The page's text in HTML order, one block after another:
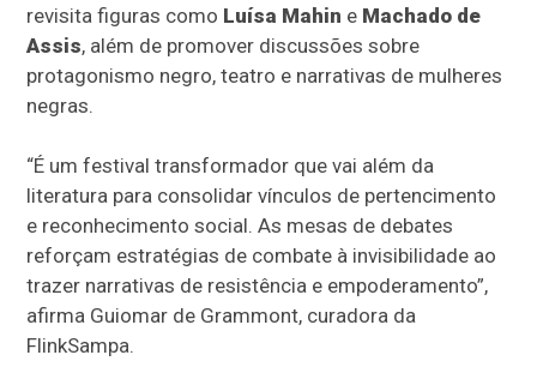
revisita figuras como Luísa Mahin e Machado de
Assis, além de promover discussões sobre
protagonismo negro, teatro e narrativas de mulheres
negras.
“É um festival transformador que vai além da
literatura para consolidar vínculos de pertencimento
e reconhecimento social. As mesas de debates
reforçam estratégias de combate à invisibilidade ao
trazer narrativas de resistência e empoderamento”,
afirma Guiomar de Grammont, curadora da
FlinkSampa.